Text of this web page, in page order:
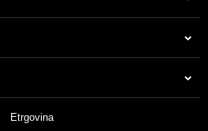
Etrgovina